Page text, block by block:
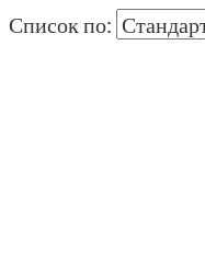
Список по: